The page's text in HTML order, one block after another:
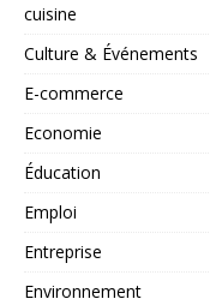
cuisine
Culture & Événements
E-commerce
Economie
Éducation
Emploi
Entreprise
Environnement